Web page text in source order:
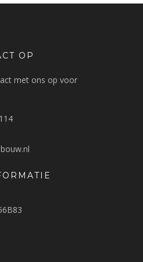
OP
met ons op voor